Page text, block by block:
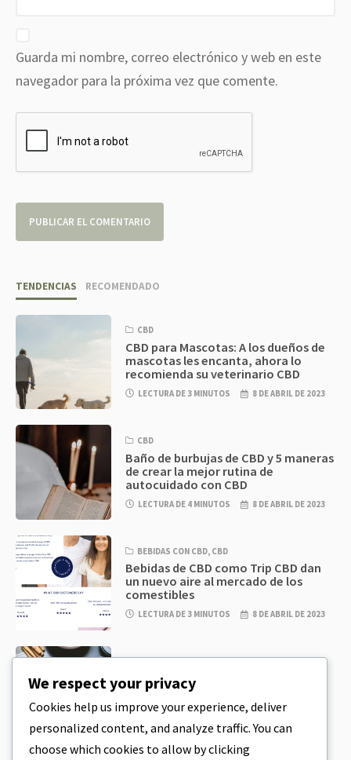
Guarda mi nombre, correo electrónico y web en este
navegador para la próxima vez que comente.
TENDENCIAS RECOMENDADO
CBD
CBD para Mascotas: A los dueños de
mascotas les encanta, ahora lo
recomienda su veterinario CBD
LECTURA DE 3 MINUTOS 8 DE ABRIL DE 2023
CBD
Baño de burbujas de CBD y 5 maneras
de crear la mejor rutina de
autocuidado con CBD
LECTURA DE 4 MINUTOS 8 DE ABRIL DE 2023
BEBIDAS CON CBD, CBD
Bebidas de CBD como Trip CBD dan
un nuevo aire al mercado de los
comestibles
LECTURA DE 3 MINUTOS 8 DE ABRIL DE 2023
Masa de galletas de CBD y
comestibles de CBD increíblemente
sencillos que puedes preparar en
casa
LECTURA DE 4 MINUTOS
We respect your privacy
Cookies help us improve your experience, deliver
personalized content, and analyze traffic. You can
choose which cookies to allow by clicking